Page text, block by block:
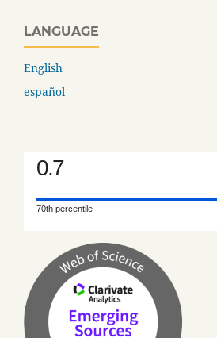
LANGUAGE
English
español
0.7
70th percentile